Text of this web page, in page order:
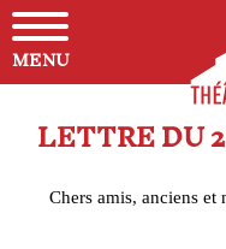
MENU
LETTRE DU
Chers amis, anciens et